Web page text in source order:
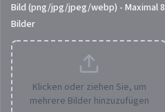
Bild (png/jpg/jpeg/webp) - Maximal 8
Bilder
Klicken oder ziehen Sie, um
mehrere Bilder hinzuzufügen